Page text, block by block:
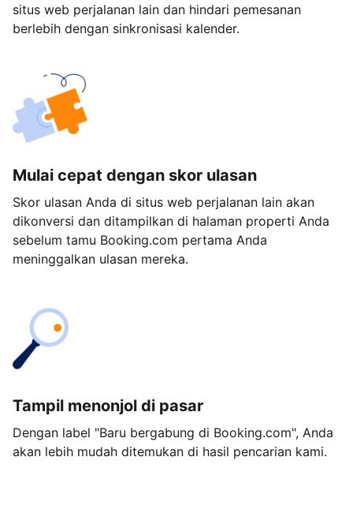
situs web perjalanan lain dan hindari pemesanan
berlebih dengan sinkronisasi kalender.
Mulai cepat dengan skor ulasan
Skor ulasan Anda di situs web perjalanan lain akan
dikonversi dan ditampilkan di halaman properti Anda
sebelum tamu Booking.com pertama Anda
meninggalkan ulasan mereka.
Tampil menonjol di pasar
Dengan label "Baru bergabung di Booking.com", Anda
akan lebih mudah ditemukan di hasil pencarian kami.